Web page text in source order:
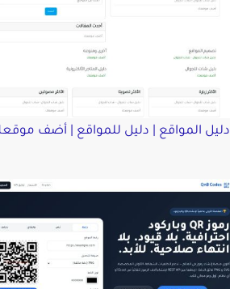
دليل المواقع | دليل للمواقع | أضف